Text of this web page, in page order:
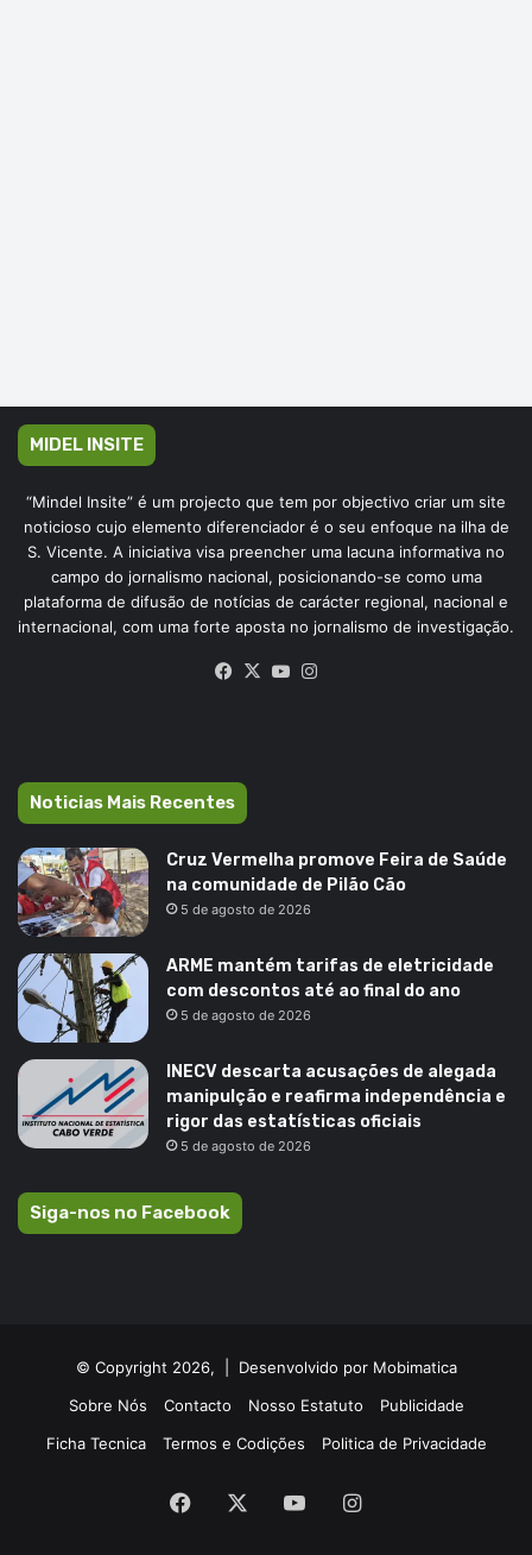
MIDEL INSITE
“Mindel Insite” é um projecto que tem por objectivo criar um site
noticioso cujo elemento diferenciador é o seu enfoque na ilha de
S. Vicente. A iniciativa visa preencher uma lacuna informativa no
campo do jornalismo nacional, posicionando-se como uma
plataforma de difusão de notícias de carácter regional, nacional e
internacional, com uma forte aposta no jornalismo de investigação.
Facebook
X YouTube
Noticias Mais Recentes
Cruz Vermelha promove Feira de Saúde
na comunidade de Pilão Cão
5 de agosto de 2026
ARME mantém tarifas de eletricidade
com descontos até ao final do ano
5 de agosto de 2026
INECV descarta acusações de alegada
manipulção e reafirma independência e
rigor das estatísticas oficiais
5 de agosto de 2026
Siga-nos no Facebook
© Copyright 2026, | Desenvolvido por Mobimatica
Sobre Nós
Contacto Nosso Estatuto
Publicidade
Ficha Tecnica
Termos e Codições Politica de Privacidade
Facebook YouTubeInstagram